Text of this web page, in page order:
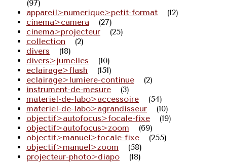
(97)
appareil>numerique>petit-format
(12)
cinema>camera
(27)
cinema>projecteur
(25)
collection
(2)
divers
(18)
divers>jumelles
(10)
eclairage>flash
(151)
eclairage>lumiere-continue
(2)
instrument-de-mesure
(3)
materiel-de-labo>accessoire
(54)
materiel-de-labo>agrandisseur
(10)
objectif>autofocus>focale-fixe
(19)
objectif>autofocus>zoom
(69)
objectif>manuel>focale-fixe
(255)
objectif>manuel>zoom
(58)
projecteur-photo>diapo
(18)